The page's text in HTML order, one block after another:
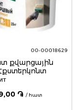
00-00018629
քվարցային
֏ / հատ